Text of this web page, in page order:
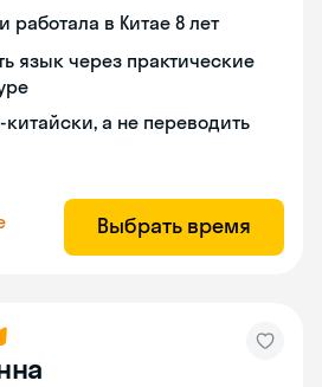
работала в Китае 8 лет
язык через практические
китайски, а не переводить
Выбрать время